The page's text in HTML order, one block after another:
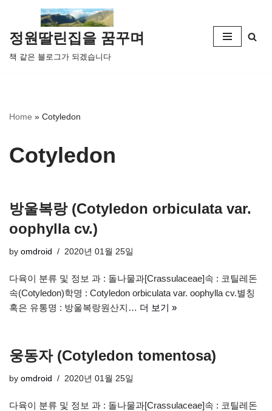
콘
텐
츠
뛰
정원딸린집을 꿈꾸며
책 같은 블로그가 되겠습니다
Home » Cotyledon
Cotyledon
방울복랑 (Cotyledon orbiculata var.
oophylla cv.)
by omdroid 2020년 01월 25일
다육이 분류 및 정보 과 : 돌나물과[Crassulaceae]속 : 코틸레돈
속(Cotyledon)학명 : Cotyledon orbiculata var. oophylla cv.별칭
혹은 유통명 : 방울복랑원산지… 더 보기 »
웅동자 (Cotyledon tomentosa)
by omdroid 2020년 01월 25일
다육이 분류 및 정보 과 : 돌나물과[Crassulaceae]속 : 코틸레돈